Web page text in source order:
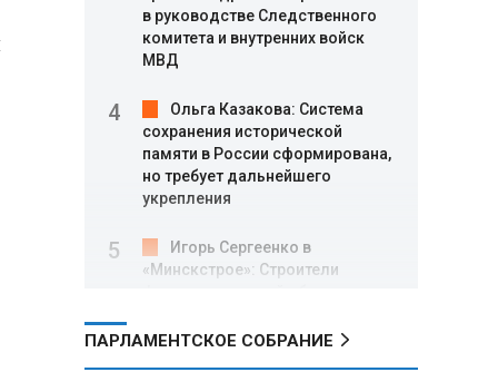
в руководстве Следственного
комитета и внутренних войск
МВД
Ольга Казакова: Система
сохранения исторической
памяти в России сформирована,
но требует дальнейшего
укрепления
Игорь Сергеенко в
«Минскстрое»: Строители
в улучшении охраны труда
ПАРЛАМЕНТСКОЕ СОБРАНИЕ